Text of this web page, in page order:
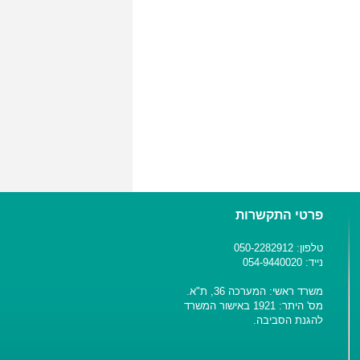
פרטי התקשרות
טלפון: 050-2282912
נייד: 054-9440020
משרד ראשי: המערכה 36, ת"א.
מס' היתר: 1921 באישור המשרד
להגנת הסביבה.